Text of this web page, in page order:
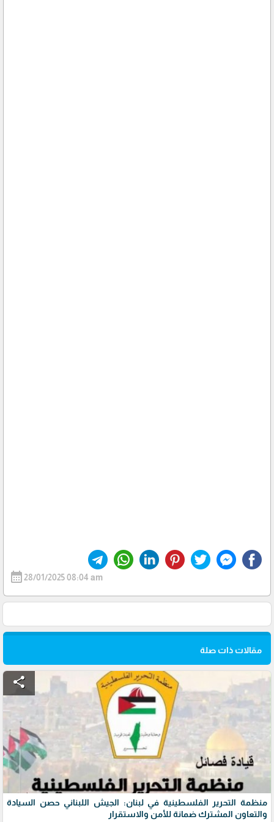
calendar_month28/01/2025 08:04 am
مقالات ذات صلة
share
منظمة التحرير الفلسطينية في لبنان: الجيش اللبناني حصن السيادة
والتعاون المشترك ضمانة للأمن والاستقرار